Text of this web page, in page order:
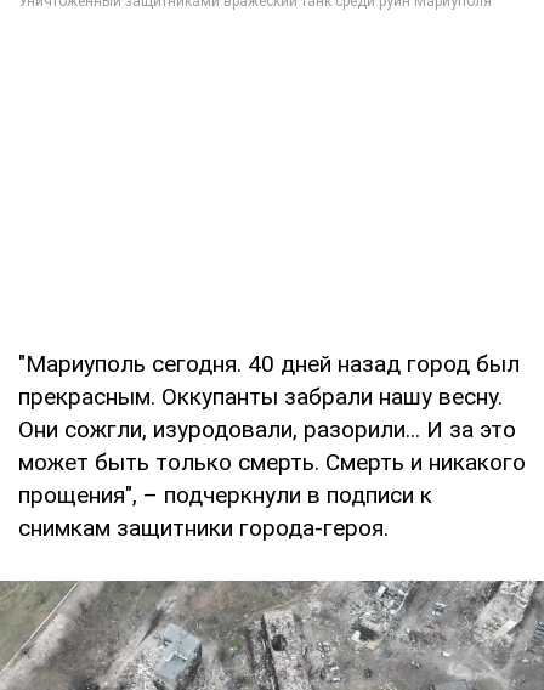
"Мариуполь сегодня. 40 дней назад город был
прекрасным. Оккупанты забрали нашу весну.
Они сожгли, изуродовали, разорили... И за это
может быть только смерть. Смерть и никакого
прощения", – подчеркнули в подписи к
снимкам защитники города-героя.